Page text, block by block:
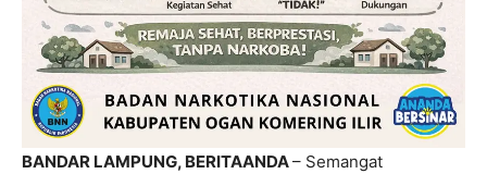
BANDAR LAMPUNG, BERITAANDA– Semangat